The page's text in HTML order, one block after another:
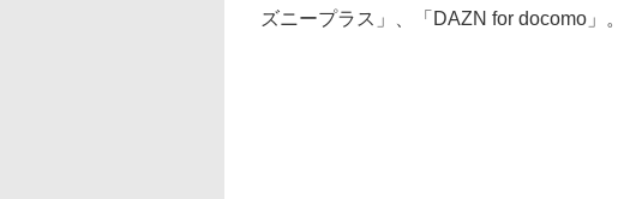
ズニープラス」、「DAZN for docomo」。